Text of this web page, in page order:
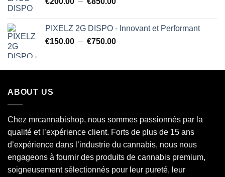
€200.00
à
PIXELZ 2G DISPO - Innovant et Performant
€150.00 – €750.00Plage
€150.00
ABOUT US
Chez mrcannabishop, nous sommes passionnés par la
qualité et l’expérience client. Forts de plus de 15 ans
d’expérience dans l’industrie du cannabis, nous nous
engageons à fournir des produits de cannabis premium,
soigneusement sélectionnés pour leur pureté, leur